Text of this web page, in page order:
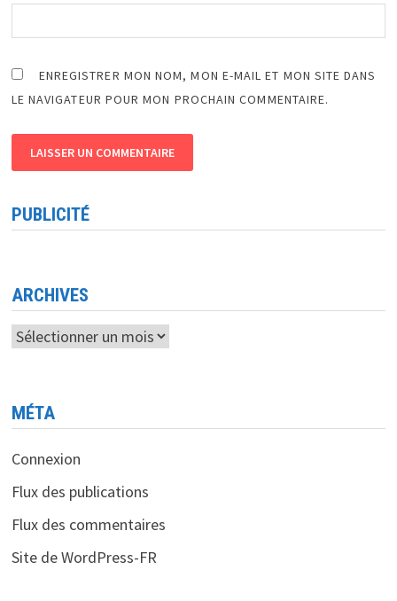
ENREGISTRER MON NOM, MON E-MAIL ET MON SITE DANS
LE NAVIGATEUR POUR MON PROCHAIN COMMENTAIRE.
PUBLICITÉ
ARCHIVES
Archives
MÉTA
Connexion
Flux des publications
Flux des commentaires
Site de WordPress-FR